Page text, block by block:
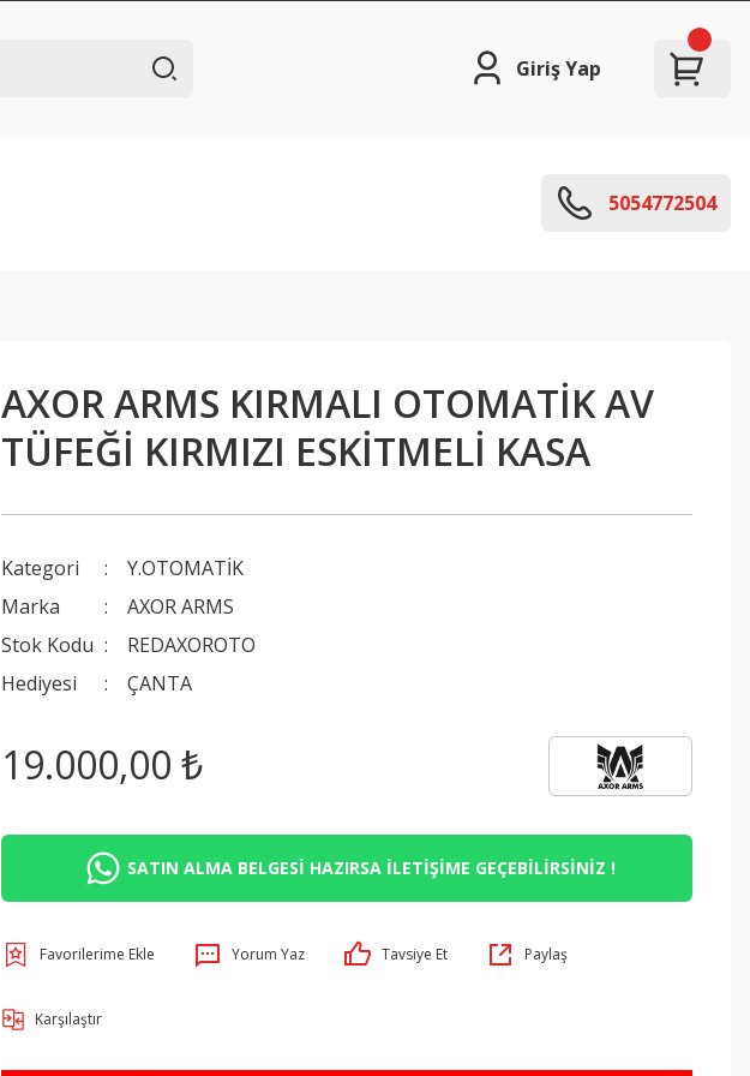
Giriş Yap
5054772504
AXOR ARMS KIRMALI OTOMATİK AV
TÜFEĞİ KIRMIZI ESKİTMELİ KASA
Kategori
Y.OTOMATİK
Marka
AXOR ARMS
Stok Kodu
REDAXOROTO
Hediyesi
ÇANTA
19.000,00 ₺
SATIN ALMA BELGESİ HAZIRSA İLETİŞİME GEÇEBİLİRSİNİZ !
Yorum Yaz Tavsiye Et Paylaş
Karşılaştır